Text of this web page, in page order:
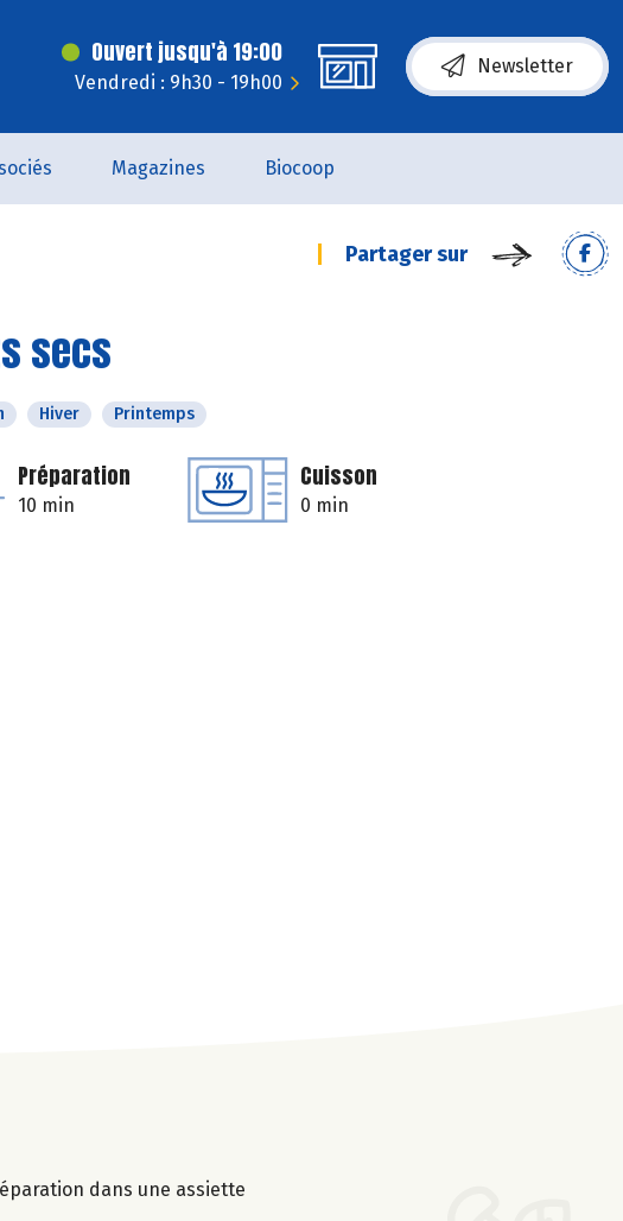
Ouvert jusqu'à 19:00
Vendredi : 9h30 - 19h00
Newsletter
Magazines Biocoop
Partager sur
secs
Hiver Printemps
Préparation
10 min
Cuisson
0 min
dans une assiette